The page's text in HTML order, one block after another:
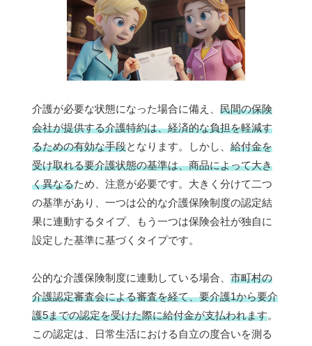
介護が必要な状態になった場合に備え、 民間の保険
会社が提供する介護特約は、経済的な負担を軽減す
るための有効な手段となります。しかし、 給付金を
受け取れる要介護状態の基準は、商品によって大き
く異なるため、注意が必要です。大きく分けて二つ
の基準があり、一つは公的な介護保険制度の認定結
果に連動するタイプ、もう一つは保険会社が独自に
設定した基準に基づくタイプです。
公的な介護保険制度に連動している場合、 市町村の
介護認定審査会による審査を経て、要介護1から要介
護5までの認定を受けた際に給付金が支払われます。
この認定は、日常生活における自立の度合いを測る